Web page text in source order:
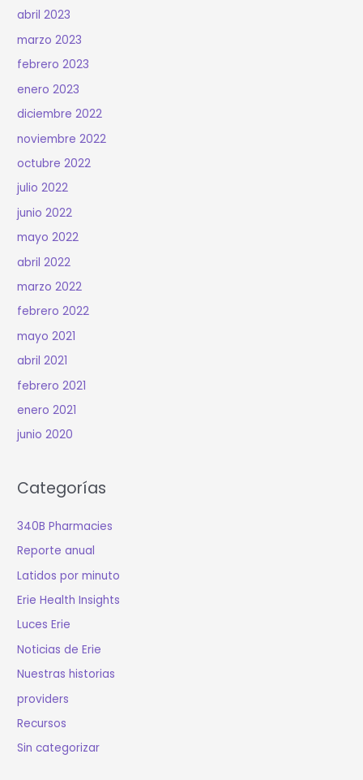
abril 2023
marzo 2023
febrero 2023
enero 2023
diciembre 2022
noviembre 2022
octubre 2022
julio 2022
junio 2022
mayo 2022
abril 2022
marzo 2022
febrero 2022
mayo 2021
abril 2021
febrero 2021
enero 2021
junio 2020
Categorías
340B Pharmacies
Reporte anual
Latidos por minuto
Erie Health Insights
Luces Erie
Noticias de Erie
Nuestras historias
providers
Recursos
Sin categorizar